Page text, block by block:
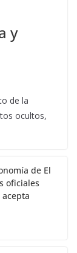
y
de la
ocultos,
de El
oficiales